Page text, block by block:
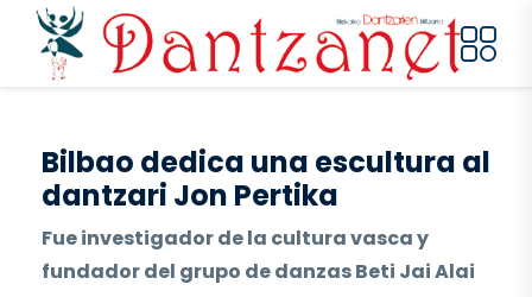
Pasar al contenido principal
Bilbao dedica una escultura al
dantzari Jon Pertika
Fue investigador de la cultura vasca y
fundador del grupo de danzas Beti Jai Alai